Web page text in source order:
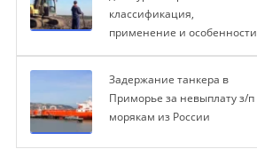
классификация,
применение и особенности
Задержание танкера в
Приморье за невыплату з/п
морякам из России